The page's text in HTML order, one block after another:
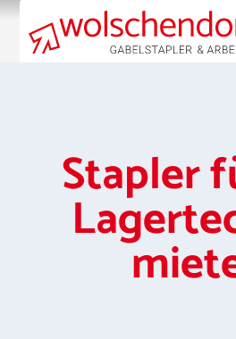
Stapler